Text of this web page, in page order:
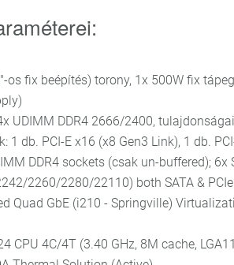
os fix beépítés) torony, 1x 500W fix
UDIMM DDR4 2666/2400,
1 db. PCI-E x16 (x8 Gen3 Link), 1 db.
DDR4 sockets (csak un-buffered); 6x
2260/2280/22110) both SATA & PCIe
Quad GbE (i210 - Springville)
CPU 4C/4T (3.40 GHz, 8M cache,